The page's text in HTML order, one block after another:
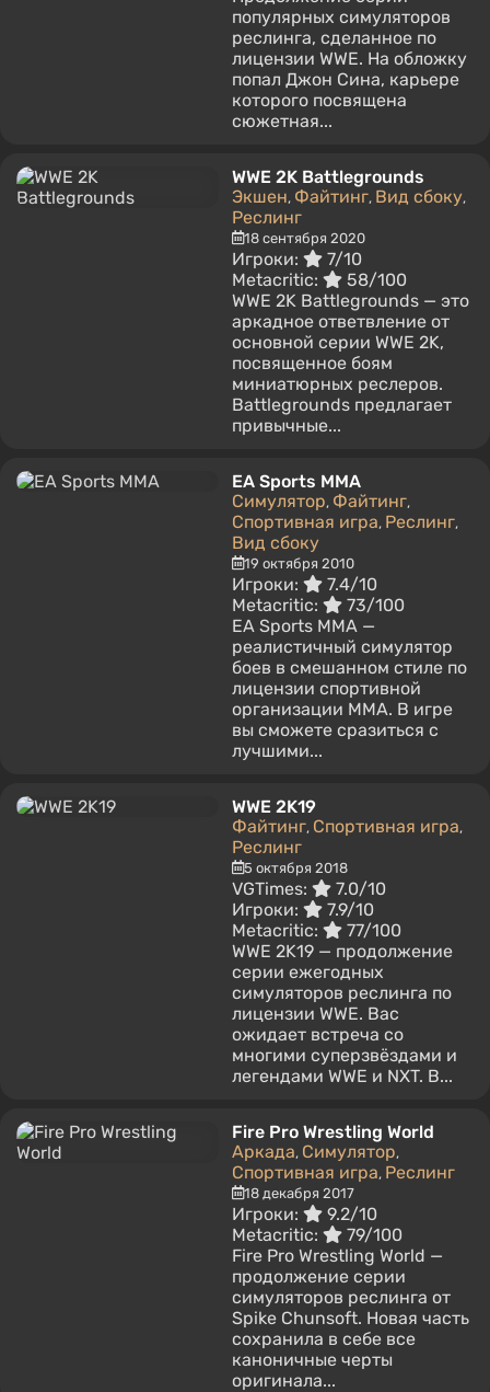
популярных симуляторов
реслинга, сделанное по
лицензии WWE. На обложку
попал Джон Сина, карьере
которого посвящена
сюжетная...
WWE 2K Battlegrounds
Экшен, Файтинг, Вид сбоку,
Реслинг
18 сентября 2020
Игроки:
7/10
Metacritic:
58/100
WWE 2K Battlegrounds — это
аркадное ответвление от
основной серии WWE 2K,
посвященное боям
миниатюрных реслеров.
Battlegrounds предлагает
привычные...
EA Sports MMA
Симулятор, Файтинг,
Спортивная игра, Реслинг,
Вид сбоку
19 октября 2010
Игроки:
7.4/10
Metacritic:
73/100
EA Sports MMA —
реалистичный симулятор
боев в смешанном стиле по
лицензии спортивной
организации MMA. В игре
вы сможете сразиться с
лучшими...
WWE 2K19
Файтинг, Спортивная игра,
Реслинг
5 октября 2018
VGTimes:
7.0/10
Игроки:
7.9/10
Metacritic:
77/100
WWE 2K19 — продолжение
серии ежегодных
симуляторов реслинга по
лицензии WWE. Вас
ожидает встреча со
многими суперзвёздами и
легендами WWE и NXT. В...
Fire Pro Wrestling World
Аркада, Симулятор,
Спортивная игра, Реслинг
18 декабря 2017
Игроки:
9.2/10
Metacritic:
79/100
Fire Pro Wrestling World —
продолжение серии
симуляторов реслинга от
Spike Chunsoft. Новая часть
сохранила в себе все
каноничные черты
оригинала...